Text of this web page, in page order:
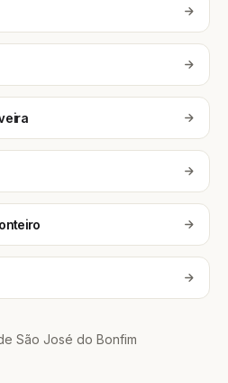
São José do Bonfim